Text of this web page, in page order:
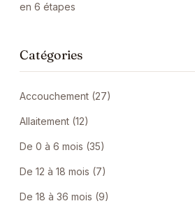
en 6 étapes
Catégories
Accouchement (27)
Allaitement (12)
De 0 à 6 mois (35)
De 12 à 18 mois (7)
De 18 à 36 mois (9)